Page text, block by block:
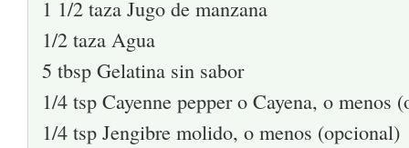
1 1/2 taza Jugo de manzana
1/2 taza Agua
5 tbsp Gelatina sin sabor
1/4 tsp Cayenne pepper o Cayena, o menos
1/4 tsp Jengibre molido, o menos (opcional)